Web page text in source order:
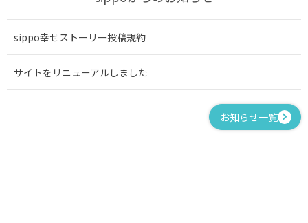
sippo幸せストーリー投稿規約
サイトをリニューアルしました
お知らせ一覧